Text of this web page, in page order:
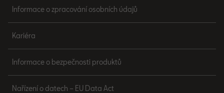
Informace o zpracování osobních údajů
Kariéra
Informace o bezpečnosti produktů
Nařízení o datech – EU Data Act